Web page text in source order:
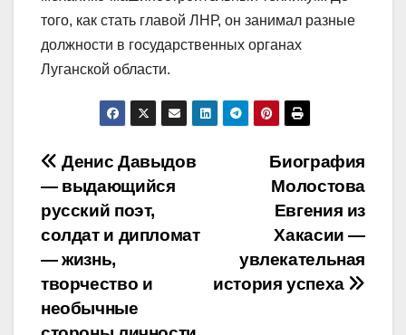
того, как стать главой ЛНР, он занимал разные
должности в государственных органах
Луганской области.
Навигация
по
записям
Биография
Молостова
Евгения из
Хакасии —
увлекательная
история успеха
Денис Давыдов
— выдающийся
русский поэт,
солдат и дипломат
— жизнь,
творчество и
необычные